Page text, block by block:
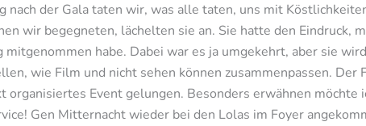
nach der Gala taten wir, was alle taten, uns mit
wir begegneten, lächelten sie an. Sie hatte den Eindruck,
habe. Dabei war es ja umgekehrt, aber sie
wie Film und nicht sehen können zusammenpassen.
organisiertes Event gelungen. Besonders erwähnen möchte
Gen Mitternacht wieder bei den Lolas im Foyer